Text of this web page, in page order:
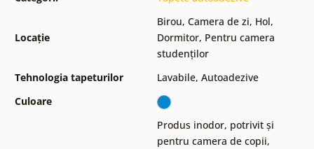
Locație
Birou, Camera de zi, Hol,
Dormitor, Pentru camera
studenților
Tehnologia tapeturilor
Lavabile, Autoadezive
Culoare
Produs inodor, potrivit și
pentru camera de copii,